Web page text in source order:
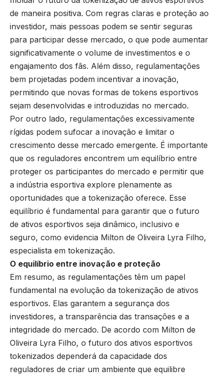
de maneira positiva. Com regras claras e proteção ao
investidor, mais pessoas podem se sentir seguras
para participar desse mercado, o que pode aumentar
significativamente o volume de investimentos e o
engajamento dos fãs. Além disso, regulamentações
bem projetadas podem incentivar a inovação,
permitindo que novas formas de tokens esportivos
sejam desenvolvidas e introduzidas no mercado.
Por outro lado, regulamentações excessivamente
rígidas podem sufocar a inovação e limitar o
crescimento desse mercado emergente. É importante
que os reguladores encontrem um equilíbrio entre
proteger os participantes do mercado e permitir que
a indústria esportiva explore plenamente as
oportunidades que a tokenização oferece. Esse
equilíbrio é fundamental para garantir que o futuro
de ativos esportivos seja dinâmico, inclusivo e
seguro, como evidencia Milton de Oliveira Lyra Filho,
especialista em tokenização.
O equilíbrio entre inovação e proteção
Em resumo, as regulamentações têm um papel
fundamental na evolução da tokenização de ativos
esportivos. Elas garantem a segurança dos
investidores, a transparência das transações e a
integridade do mercado. De acordo com Milton de
Oliveira Lyra Filho, o futuro dos ativos esportivos
tokenizados dependerá da capacidade dos
reguladores de criar um ambiente que equilibre